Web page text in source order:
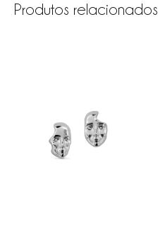
Produtos relacionados